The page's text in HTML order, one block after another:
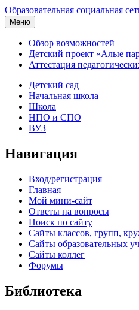
Образовательная социальная
Меню
Обзор возможностей
Детский проект «Алые
Аттестация
Детский сад
Начальная школа
Школа
НПО и СПО
ВУЗ
Навигация
Вход/регистрация
Главная
Мой мини-сайт
Ответы на вопросы
Поиск по сайту
Сайты классов, групп,
Сайты образовательных
Сайты коллег
Форумы
Библиотека